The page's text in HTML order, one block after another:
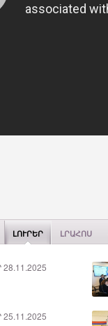
ԼՈՒՐԵՐ ԼՐԱՀՈՍ